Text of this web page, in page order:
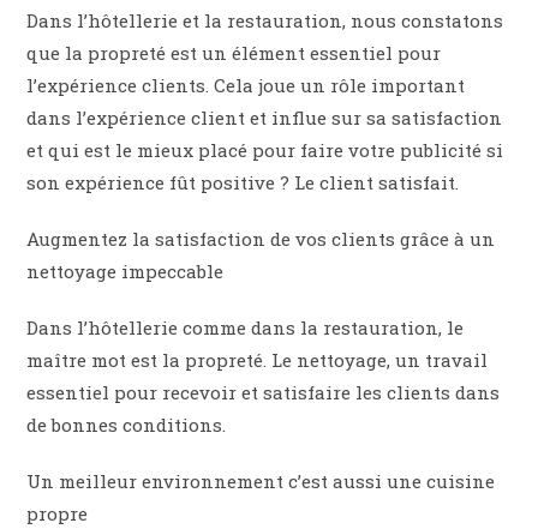
Dans l’hôtellerie et la restauration, nous constatons
que la propreté est un élément essentiel pour
l’expérience clients. Cela joue un rôle important
dans l’expérience client et influe sur sa satisfaction
et qui est le mieux placé pour faire votre publicité si
son expérience fût positive ? Le client satisfait.
Augmentez la satisfaction de vos clients grâce à un
nettoyage impeccable
Dans l’hôtellerie comme dans la restauration, le
maître mot est la propreté. Le nettoyage, un travail
essentiel pour recevoir et satisfaire les clients dans
de bonnes conditions.
Un meilleur environnement c’est aussi une cuisine
propre